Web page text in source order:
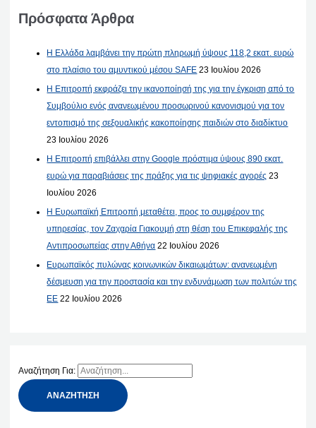
Πρόσφατα Άρθρα
Η Ελλάδα λαμβάνει την πρώτη πληρωμή ύψους 118,2 εκατ. ευρώ
στο πλαίσιο του αμυντικού μέσου SAFE 23 Ιουλίου 2026
Η Επιτροπή εκφράζει την ικανοποίησή της για την έγκριση από το
Συμβούλιο ενός ανανεωμένου προσωρινού κανονισμού για τον
εντοπισμό της σεξουαλικής κακοποίησης παιδιών στο διαδίκτυο
23 Ιουλίου 2026
Η Επιτροπή επιβάλλει στην Google πρόστιμα ύψους 890 εκατ.
ευρώ για παραβιάσεις της πράξης για τις ψηφιακές αγορές 23
Ιουλίου 2026
Η Ευρωπαϊκή Επιτροπή μεταθέτει, προς το συμφέρον της
υπηρεσίας, τον Ζαχαρία Γιακουμή στη θέση του Επικεφαλής της
Αντιπροσωπείας στην Αθήνα 22 Ιουλίου 2026
Ευρωπαϊκός πυλώνας κοινωνικών δικαιωμάτων: ανανεωμένη
δέσμευση για την προστασία και την ενδυνάμωση των πολιτών της
ΕΕ 22 Ιουλίου 2026
Αναζήτηση Για: